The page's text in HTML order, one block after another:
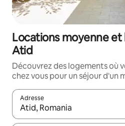
Locations moyenne
Atid
Découvrez des logements où
chez vous pour un séjour d'un
Adresse
Lorsque les résultats